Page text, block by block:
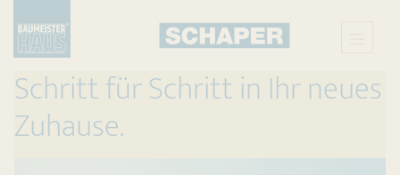
Schritt für Schritt in Ihr neues
Zuhause.